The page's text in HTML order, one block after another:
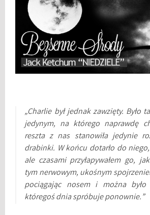
„Charlie był jednak zawzięty. Było
jedynym, na którego naprawdę
reszta z nas stanowiła jedynie
drabinki. W końcu dotarło do
ale czasami przyłapywałem go,
tym nerwowym, ukośnym
pociągając nosem i można
któregoś dnia spróbuje ponownie.”